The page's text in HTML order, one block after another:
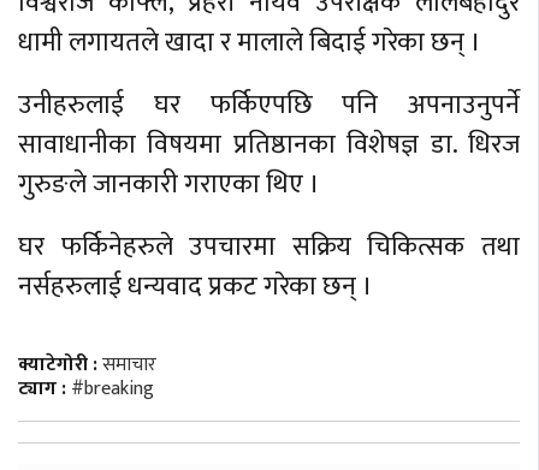
धामी लगायतले खादा र मालाले बिदाई गरेका छन् ।
उनीहरुलाई घर फर्किएपछि पनि अपनाउनुपर्ने
सावाधानीका विषयमा प्रतिष्ठानका विशेषज्ञ डा. धिरज
गुरुङले जानकारी गराएका थिए ।
घर फर्किनेहरुले उपचारमा सक्रिय चिकित्सक तथा
नर्सहरुलाई धन्यवाद प्रकट गरेका छन् ।
क्याटेगोरी :समाचार
ट्याग :#breaking